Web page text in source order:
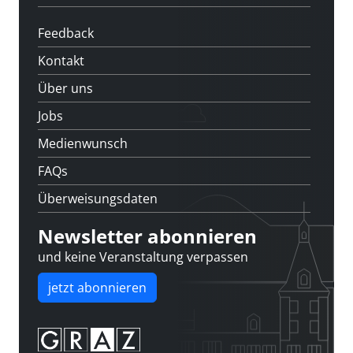
Feedback
Kontakt
Über uns
Jobs
Medienwunsch
FAQs
Überweisungsdaten
Newsletter abonnieren
und keine Veranstaltung verpassen
jetzt abonnieren